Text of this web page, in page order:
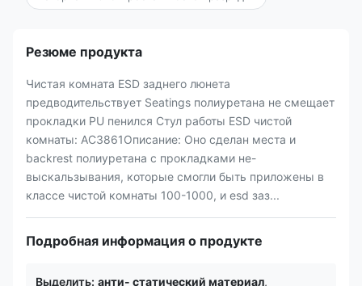
Резюме продукта
Чистая комната ESD заднего люнета
предводительствует Seatings полиуретана не смещает
прокладки PU пенился Стул работы ESD чистой
комнаты: AC3861Описание: Оно сделан места и
backrest полиуретана с прокладками не-
выскальзывания, которые смогли быть приложены в
классе чистой комнаты 100-1000, и esd заз...
Подробная информация о продукте
Выделить: анти- статический материал,